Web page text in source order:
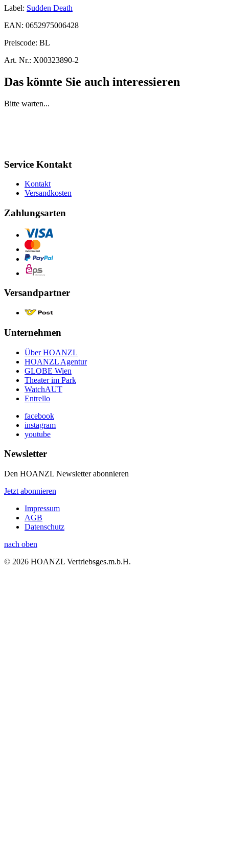
Label: Sudden Death
EAN: 0652975006428
Preiscode: BL
Art. Nr.: X00323890-2
Das könnte Sie auch interessieren
Bitte warten...
Service Kontakt
Kontakt
Versandkosten
Zahlungsarten
Versandpartner
Unternehmen
Über HOANZL
HOANZL Agentur
GLOBE Wien
Theater im Park
WatchAUT
Entrello
facebook
instagram
youtube
Newsletter
Den HOANZL Newsletter abonnieren
Jetzt abonnieren
Impressum
AGB
Datenschutz
nach oben
© 2026 HOANZL Vertriebsges.m.b.H.